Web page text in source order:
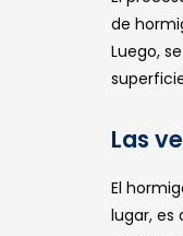
de
Luego,
Las
El
lugar, es